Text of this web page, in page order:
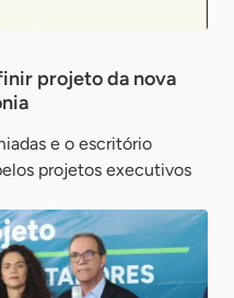
projeto da nova
e o escritório
projetos executivos